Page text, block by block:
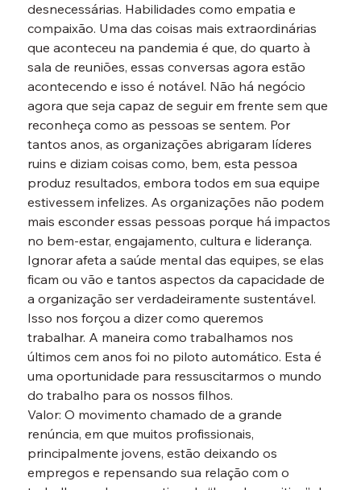
desnecessárias. Habilidades como empatia e
compaixão. Uma das coisas mais extraordinárias
que aconteceu na pandemia é que, do quarto à
sala de reuniões, essas conversas agora estão
acontecendo e isso é notável. Não há negócio
agora que seja capaz de seguir em frente sem que
reconheça como as pessoas se sentem. Por
tantos anos, as organizações abrigaram líderes
ruins e diziam coisas como, bem, esta pessoa
produz resultados, embora todos em sua equipe
estivessem infelizes. As organizações não podem
mais esconder essas pessoas porque há impactos
no bem-estar, engajamento, cultura e liderança.
Ignorar afeta a saúde mental das equipes, se elas
ficam ou vão e tantos aspectos da capacidade de
a organização ser verdadeiramente sustentável.
Isso nos forçou a dizer como queremos
trabalhar. A maneira como trabalhamos nos
últimos cem anos foi no piloto automático. Esta é
uma oportunidade para ressuscitarmos o mundo
do trabalho para os nossos filhos.
Valor: O movimento chamado de a grande
renúncia, em que muitos profissionais,
principalmente jovens, estão deixando os
empregos e repensando sua relação com o